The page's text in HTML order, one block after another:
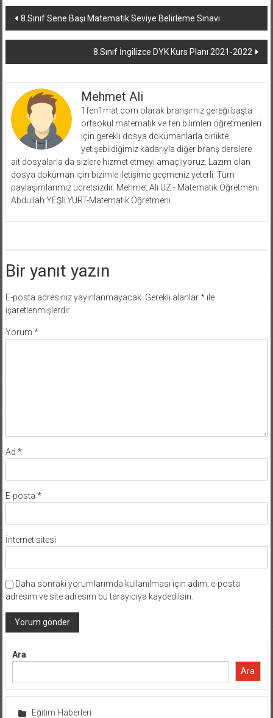
Yazı
dolaşımı
8.Sınıf Sene Başı Matematik Seviye Belirleme Sınavı
8.Sınıf İngilizce DYK Kurs Planı 2021-2022
Mehmet Ali
1fen1mat.com olarak branşımız gereği başta
ortaokul matematik ve fen bilimleri öğretmenleri
için gerekli dosya dokümanlarla birlikte
yetişebildiğimiz kadarıyla diğer branş derslere
ait dosyalarla da sizlere hizmet etmeyi amaçlıyoruz. Lazım olan
dosya doküman için bizimle iletişime geçmeniz yeterli. Tüm
paylaşımlarımız ücretsizdir. Mehmet Ali UZ - Matematik Öğretmeni
Abdullah YEŞİLYURT-Matematik Öğretmeni
Bir yanıt yazın
E-posta adresiniz yayınlanmayacak. Gerekli alanlar*ile
işaretlenmişlerdir
Yorum *
Ad *
E-posta *
İnternet sitesi
Daha sonraki yorumlarımda kullanılması için adım, e-posta
adresim ve site adresim bu tarayıcıya kaydedilsin.
Ara
Ara
Eğitim Haberleri